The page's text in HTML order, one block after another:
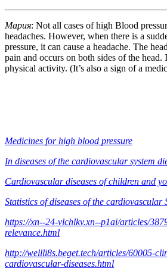
Мария: Not all cases of high Blood
headaches. However, when there is a
pressure, it can cause a headache. The
pain and occurs on both sides of the head.
physical activity. (It’s also a sign of a
Medicines for high blood pressure
In diseases of the cardiovascular system
Cardiovascular diseases of children and
Statistics of diseases of the cardiovascular
https://xn--24-vlchlkv.xn--p1ai/articles/
relevance.html
http://wellli8s.beget.tech/articles/60005-
cardiovascular-diseases.html